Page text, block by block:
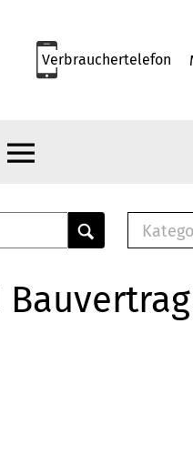
Verbrauchertelefon
E-